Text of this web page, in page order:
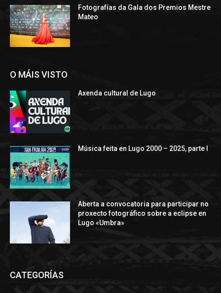
Fotografías da Gala dos Premios Mestre
Mateo
O MÁIS VISTO
Axenda cultural de Lugo
Música feita en Lugo 2000 – 2025, parte I
Aberta a convocatoria para participar no
proxecto fotográfico sobre a eclipse en
Lugo «Umbra»
CATEGORÍAS